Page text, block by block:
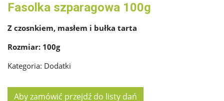
Fasolka szparagowa 100g
Z czosnkiem, masłem i bułka tarta
Rozmiar: 100g
Kategoria: Dodatki
Aby zamówić przejdź do listy dań